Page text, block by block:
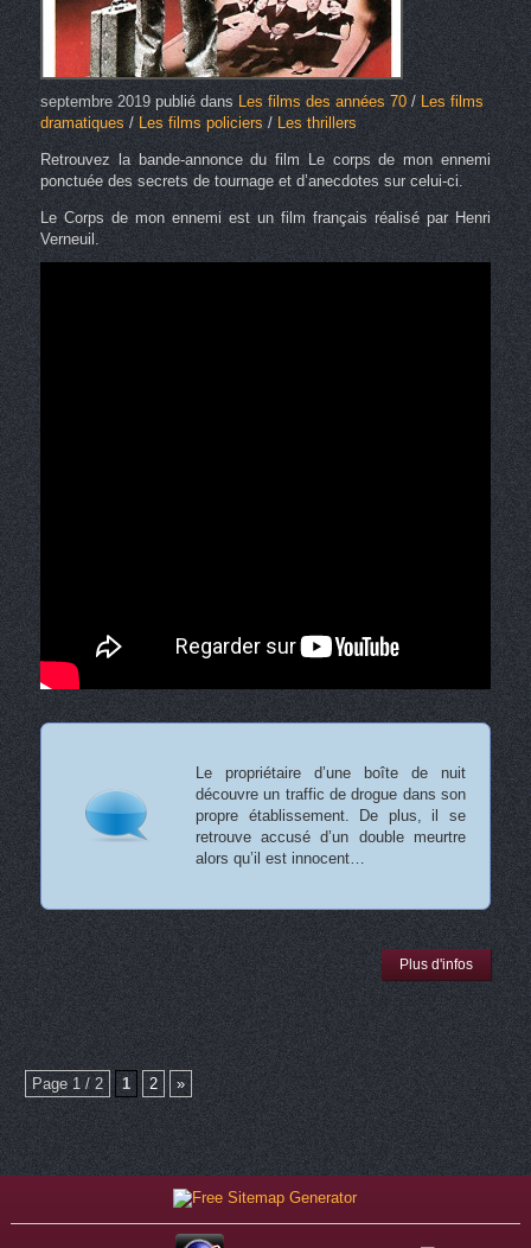
septembre 2019publié dans Les films des années 70/ Les films
dramatiques / Les films policiers/ Les thrillers
Retrouvez la bande-annonce du film Le corps de mon ennemi
ponctuée des secrets de tournage et d’anecdotes sur celui-ci.
Le Corps de mon ennemi est un film français réalisé par Henri
Verneuil.
Le propriétaire d’une boîte de nuit
découvre un traffic de drogue dans son
propre établissement. De plus, il se
retrouve accusé d’un double meurtre
alors qu’il est innocent…
Plus d'infos
Page 1 / 2 1 2 »